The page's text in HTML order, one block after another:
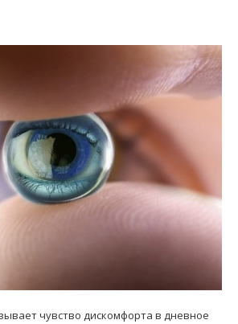
чувство дискомфорта в дневное